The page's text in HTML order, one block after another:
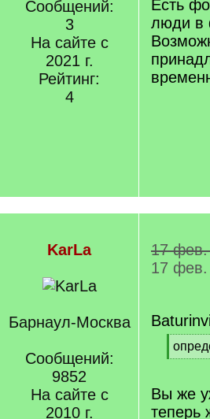
Сообщений:
3
На сайте с
2021 г.
Рейтинг:
4
Есть
люди в
KarLa
Барнаул-Москва
Сообщений:
9852
На сайте с
2010 г.
17 фев.
17 фев.
[
q
[
q
Вы же
теперь